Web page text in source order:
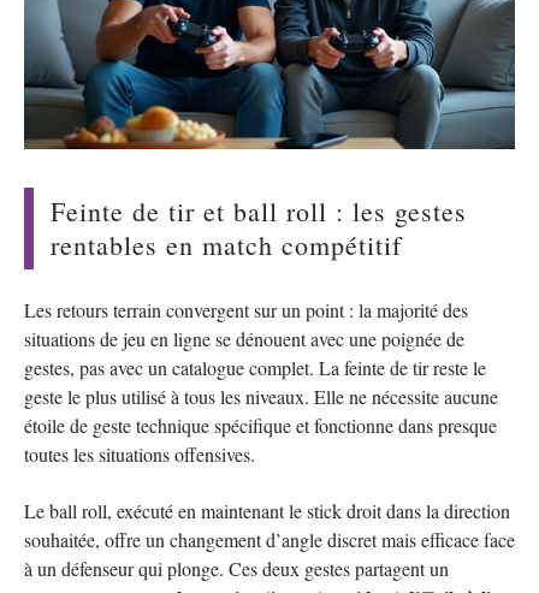
Feinte de tir et ball roll : les gestes
rentables en match compétitif
Les retours terrain convergent sur un point : la majorité des
situations de jeu en ligne se dénouent avec une poignée de
gestes, pas avec un catalogue complet. La feinte de tir reste le
geste le plus utilisé à tous les niveaux. Elle ne nécessite aucune
étoile de geste technique spécifique et fonctionne dans presque
toutes les situations offensives.
Le ball roll, exécuté en maintenant le stick droit dans la direction
souhaitée, offre un changement d’angle discret mais efficace face
à un défenseur qui plonge. Ces deux gestes partagent un